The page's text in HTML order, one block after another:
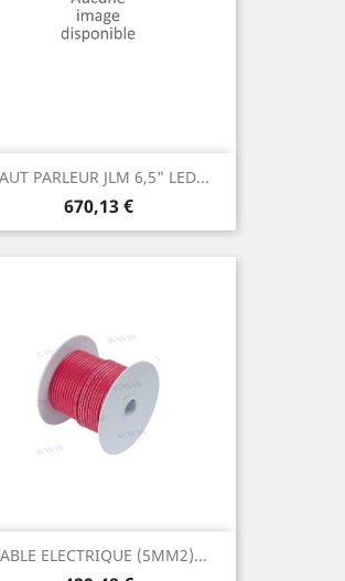
PARLEUR JLM 6,5" LED...
Prix
670,13 €
ELECTRIQUE (5MM2)...